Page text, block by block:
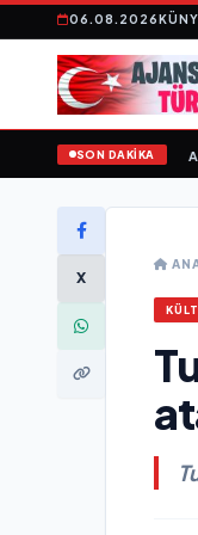
06.08.2026
SON DAKİKA
“ yayımlandı• Ali
X